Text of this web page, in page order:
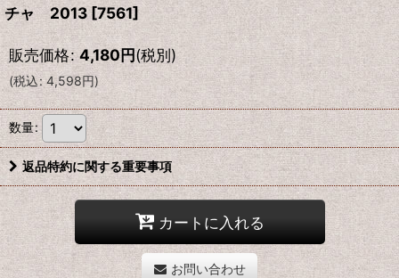
チャ 2013 [7561]
販売価格: 4,180円(税別)
(税込: 4,598円)
数量:
返品特約に関する重要事項
カートに入れる
お問い合わせ